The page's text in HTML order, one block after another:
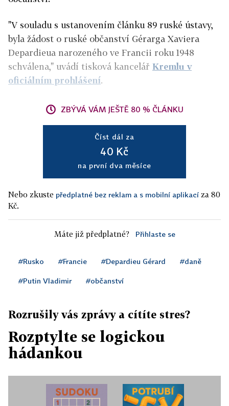
"V souladu s ustanovením článku 89 ruské ústavy,
byla žádost o ruské občanství Gérarga Xaviera
Depardieua narozeného ve Francii roku 1948
schválena," uvádí tisková kancelář Kremlu v
oficiálním prohlášení.
ZBÝVÁ VÁM JEŠTĚ 80 % ČLÁNKU
Číst dál za
40 Kč
na první dva měsíce
Nebo zkuste předplatné bez reklam a s mobilní aplikací za 80
Kč.
Máte již předplatné? Přihlaste se
#Rusko #Francie #Depardieu Gérard #daně
#Putin Vladimir #občanství
Rozrušily vás zprávy a cítíte stres?
Rozptylte se logickou
hádankou